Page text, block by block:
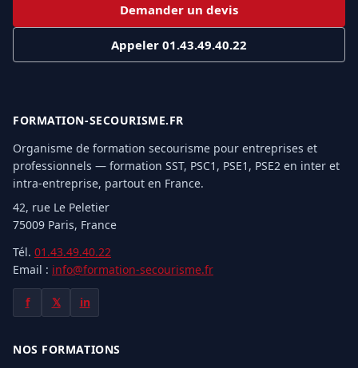
Demander un devis
Appeler 01.43.49.40.22
FORMATION-SECOURISME.FR
Organisme de formation secourisme pour entreprises et
professionnels — formation SST, PSC1, PSE1, PSE2 en inter et
intra-entreprise, partout en France.
42, rue Le Peletier
75009 Paris, France
Tél. 01.43.49.40.22
Email : info@formation-secourisme.fr
f 𝕏 in
NOS FORMATIONS